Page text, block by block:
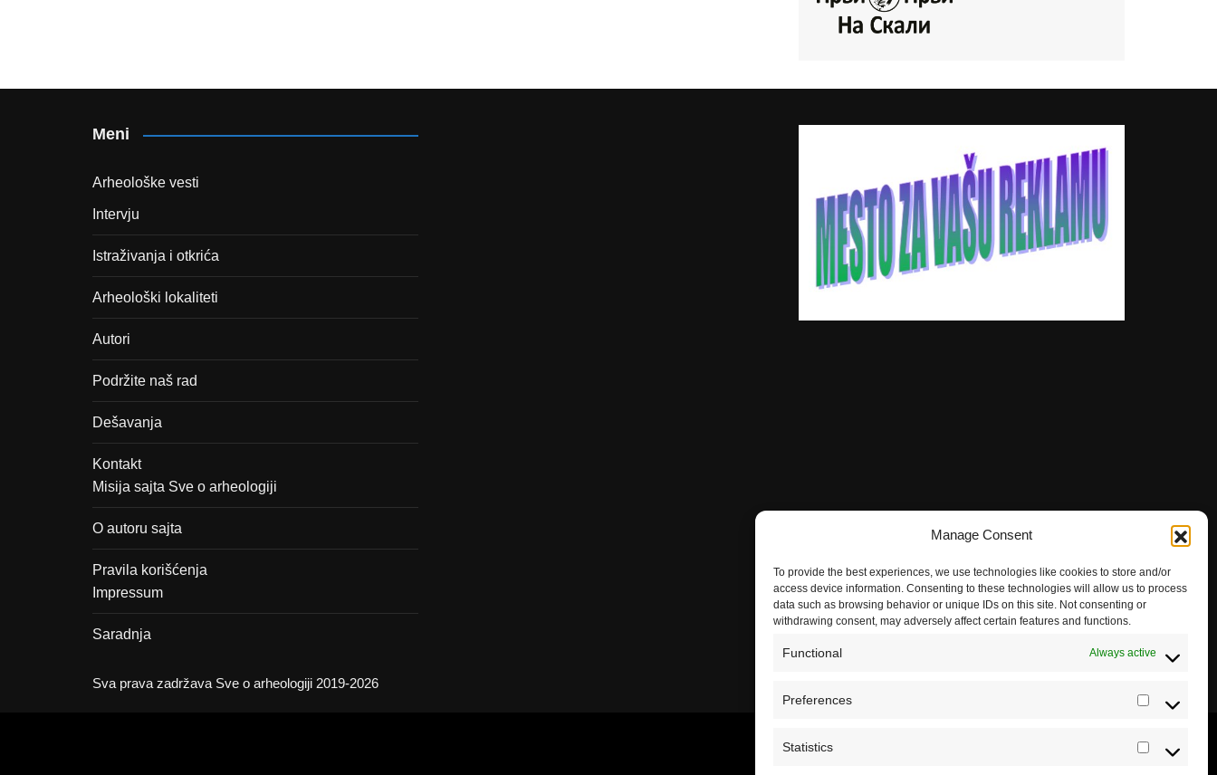
Manage Consent
To provide the best experiences, we use technologies like cookies to store and/or
access device information. Consenting to these technologies will allow us to process
data such as browsing behavior or unique IDs on this site. Not consenting or
withdrawing consent, may adversely affect certain features and functions.
Functional Always active
Preferences
Statistics Statistics
Meni
Arheološke vesti
Intervju
Istraživanja i otkrića
Arheološki lokaliteti
Autori
Podržite naš rad
Dešavanja
Kontakt
Misija sajta Sve o arheologiji
O autoru sajta
Pravila korišćenja
Impressum
Saradnja
Sva prava zadržava Sve o arheologiji 2019-2026